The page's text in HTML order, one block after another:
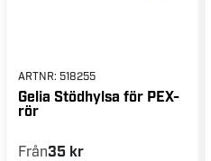
ARTNR: 518255
Gelia Stödhylsa för PEX-
rör
Från35 kr